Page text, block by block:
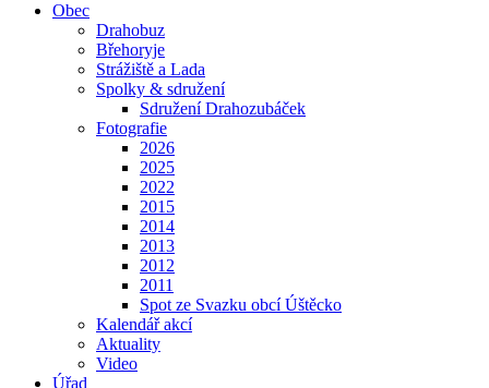
Obec
Drahobuz
Břehoryje
Strážiště a Lada
Spolky & sdružení
Sdružení Drahozubáček
Fotografie
2026
2025
2022
2015
2014
2013
2012
2011
Spot ze Svazku obcí Úštěcko
Kalendář akcí
Aktuality
Video
Úřad